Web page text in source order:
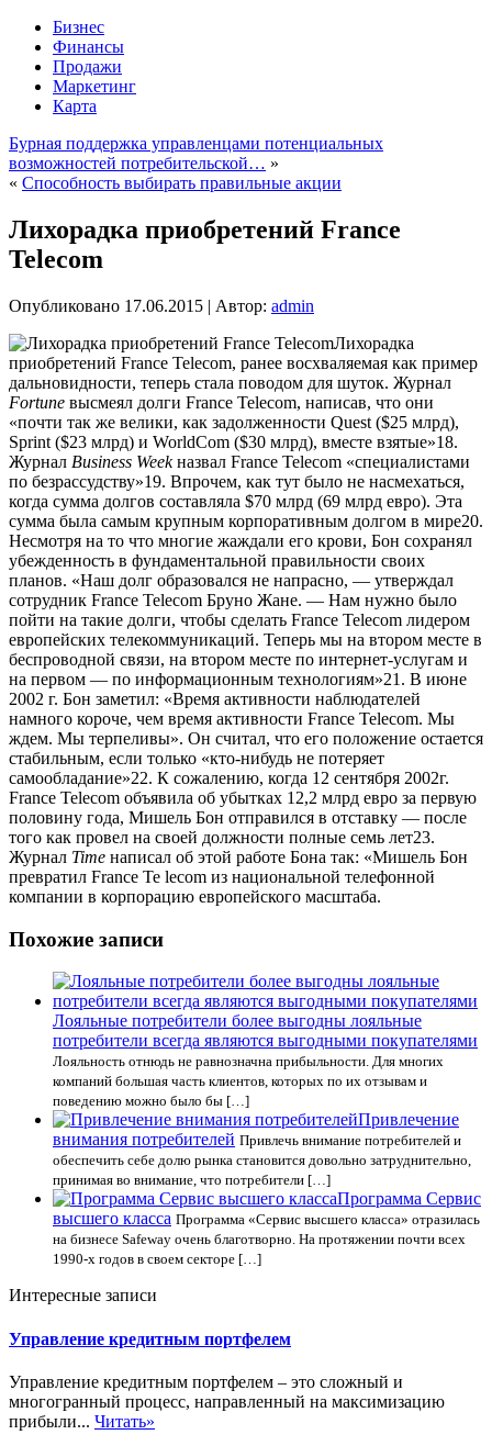
Бизнес
Финансы
Продажи
Маркетинг
Карта
Бурная поддержка управленцами потенциальных
возможностей потребительской… »
« Способность выбирать правильные акции
Лихорадка приобретений France
Telecom
Опубликовано 17.06.2015 | Автор: admin
Лихорадка
приобретений France Telecom, ранее восхваляемая как пример
дальновидности, теперь стала поводом для шуток. Журнал
Fortune высмеял долги France Telecom, написав, что они
«почти так же велики, как задолженности Quest ($25 млрд),
Sprint ($23 млрд) и WorldCom ($30 млрд), вместе взятые»18.
Журнал Business Weekназвал France Telecom «специалистами
по безрассудству»19. Впрочем, как тут было не насмехаться,
когда сумма долгов составляла $70 млрд (69 млрд евро). Эта
сумма была самым крупным корпоративным долгом в мире20.
Несмотря на то что многие жаждали его крови, Бон сохранял
убежденность в фундаментальной правильности своих
планов. «Наш долг образовался не напрасно, — утверждал
сотрудник France Telecom Бруно Жане. — Нам нужно было
пойти на такие долги, чтобы сделать France Telecom лидером
европейских телекоммуникаций. Теперь мы на втором месте в
беспроводной связи, на втором месте по интернет-услугам и
на первом — по информационным технологиям»21. В июне
2002 г. Бон заметил: «Время активности наблюдателей
намного короче, чем время активности France Telecom. Мы
ждем. Мы терпеливы». Он считал, что его положение остается
стабильным, если только «кто-нибудь не потеряет
самообладание»22. К сожалению, когда 12 сентября 2002г.
France Telecom объявила об убытках 12,2 млрд евро за первую
половину года, Мишель Бон отправился в отставку — после
того как провел на своей должности полные семь лет23.
Журнал Time написал об этой работе Бона так: «Мишель Бон
превратил France Те lecom из национальной телефонной
компании в корпорацию европейского масштаба.
Похожие записи
Лояльные потребители более выгодны лояльные
потребители всегда являются выгодными покупателями
Лояльность отнюдь не равнозначна прибыльности. Для многих
компаний большая часть клиентов, которых по их отзывам и
поведению можно было бы […]
Привлечение
внимания потребителей Привлечь внимание потребителей и
обеспечить себе долю рынка становится довольно затруднительно,
принимая во внимание, что потребители […]
Программа Сервис
высшего класса Программа «Сервис высшего класса» отразилась
на бизнесе Safeway очень благотворно. На протяжении почти всех
1990-х годов в своем секторе […]
Интересные записи
Управление кредитным портфелем
Управление кредитным портфелем – это сложный и
многогранный процесс, направленный на максимизацию
прибыли... Читать»